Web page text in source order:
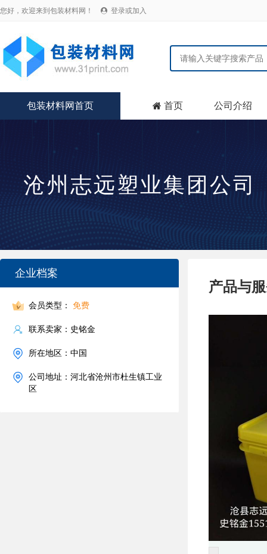
您好，欢迎来到包装材料网！  登录或加入
包装材料网首页  首页 公司介绍
沧州志远塑业集团公司
企业档案
会员类型： 免费
联系卖家：史铭金
所在地区：中国
公司地址：河北省沧州市杜生镇工业
区
产品与